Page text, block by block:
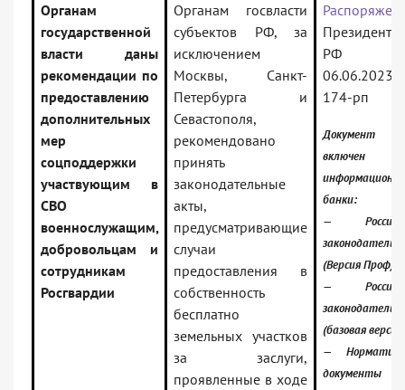
Органам
государственной
власти даны
рекомендации по
предоставлению
дополнительных
мер
соцподдержки
участвующим в
СВО
военнослужащим,
добровольцам и
сотрудникам
Росгвардии
Органам госвласти
субъектов РФ, за
исключением
Москвы, Санкт-
Петербурга и
Севастополя,
рекомендовано
принять
законодательные
акты,
предусматривающие
случаи
предоставления в
собственность
бесплатно
земельных участков
за заслуги,
проявленные в ходе
Президента
РФ
174-рп
Документ
банки:
—
(Версия Проф)
—
(базовая версия)
—
документы